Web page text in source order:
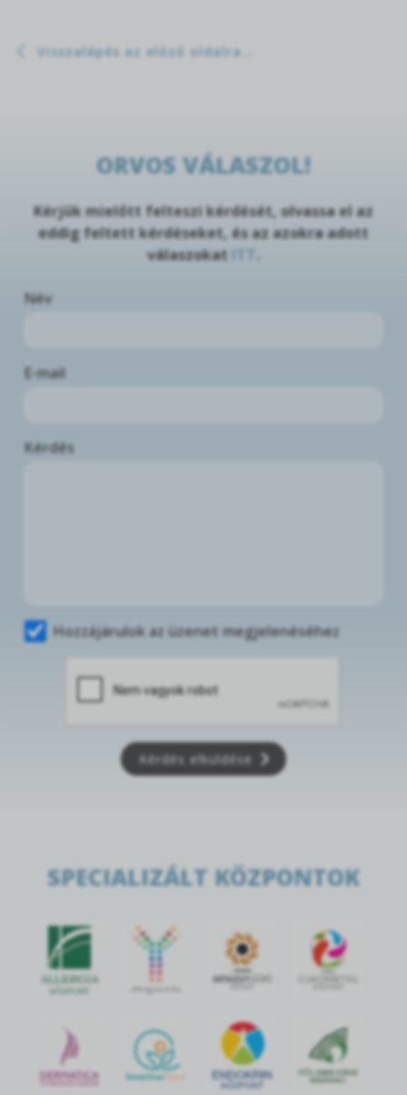
Visszalépés az előző oldalra...
ORVOS VÁLASZOL!
Kérjük mielőtt felteszi kérdését, olvassa el az
eddig feltett kérdéseket, és az azokra adott
válaszokat
Név
E-mail
Kérdés
Hozzájárulok az üzenet megjelenéséhez
Kérdés elküldése
SPECIALIZÁLT KÖZPONTOK